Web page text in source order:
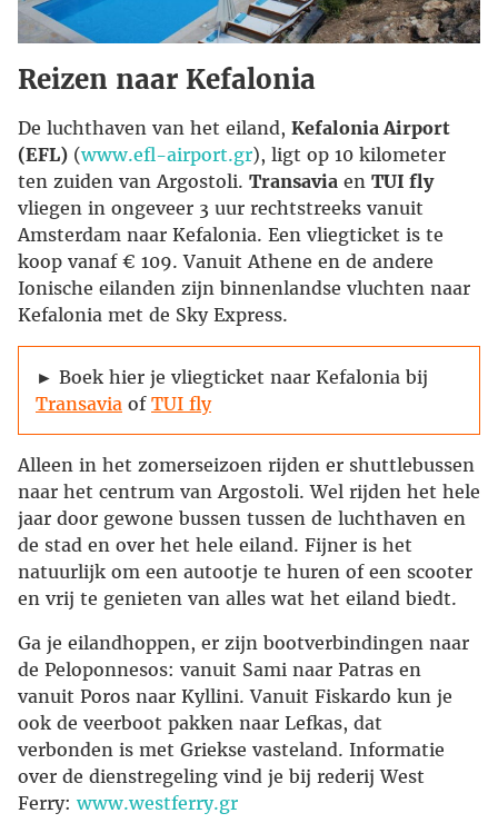
Reizen naar Kefalonia
De luchthaven van het eiland, Kefalonia Airport
(EFL) (www.efl-airport.gr), ligt op 10 kilometer
ten zuiden van Argostoli. Transavia en TUI fly
vliegen in ongeveer 3 uur rechtstreeks vanuit
Amsterdam naar Kefalonia. Een vliegticket is te
koop vanaf € 109. Vanuit Athene en de andere
Ionische eilanden zijn binnenlandse vluchten naar
Kefalonia met de Sky Express.
► Boek hier je vliegticket naar Kefalonia bij
Transavia of TUI fly
Alleen in het zomerseizoen rijden er shuttlebussen
naar het centrum van Argostoli. Wel rijden het hele
jaar door gewone bussen tussen de luchthaven en
de stad en over het hele eiland. Fijner is het
natuurlijk om een autootje te huren of een scooter
en vrij te genieten van alles wat het eiland biedt.
Ga je eilandhoppen, er zijn bootverbindingen naar
de Peloponnesos: vanuit Sami naar Patras en
vanuit Poros naar Kyllini. Vanuit Fiskardo kun je
ook de veerboot pakken naar Lefkas, dat
verbonden is met Griekse vasteland. Informatie
over de dienstregeling vind je bij rederij West
Ferry: www.westferry.gr